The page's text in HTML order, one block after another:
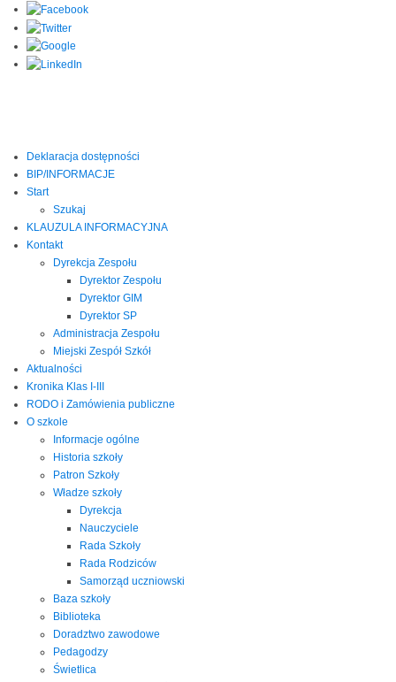
Deklaracja dostępności
BIP/INFORMACJE
Start
Szukaj
KLAUZULA INFORMACYJNA
Kontakt
Dyrekcja Zespołu
Dyrektor Zespołu
Dyrektor GIM
Dyrektor SP
Administracja Zespołu
Miejski Zespół Szkół
Aktualności
Kronika Klas I-III
RODO i Zamówienia publiczne
O szkole
Informacje ogólne
Historia szkoły
Patron Szkoły
Władze szkoły
Dyrekcja
Nauczyciele
Rada Szkoły
Rada Rodziców
Samorząd uczniowski
Baza szkoły
Biblioteka
Doradztwo zawodowe
Pedagodzy
Świetlica